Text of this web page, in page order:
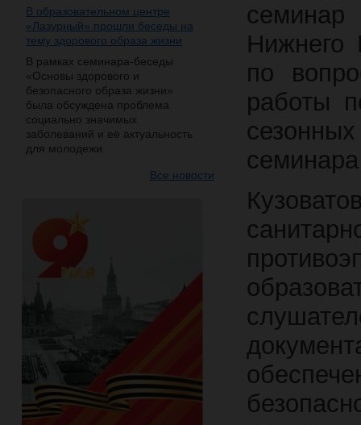
В образовательном центре
«Лазурный» прошли беседы на
тему здорового образа жизни
В рамках семинара-беседы
«Основы здорового и
безопасного образа жизни»
была обсуждена проблема
социально значимых
заболеваний и её актуальность
для молодежи.
Все новости
Нижнего
по
работы